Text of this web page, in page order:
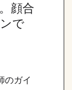
顔合
で
のガイ